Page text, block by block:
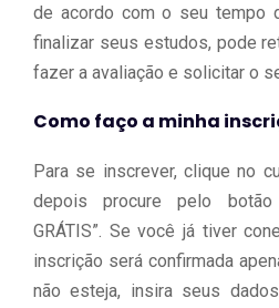
de acordo com o seu tempo
finalizar seus estudos, pode
fazer a avaliação e solicitar o
Como faço a minha
Para se inscrever, clique no
depois procure pelo botão
GRÁTIS”. Se você já tiver
inscrição será confirmada
não esteja, insira seus